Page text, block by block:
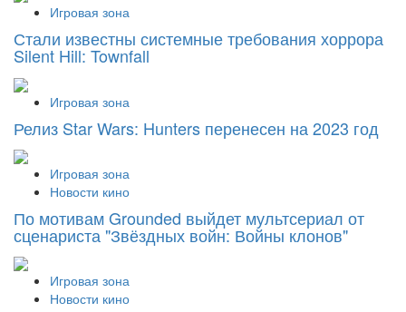
Игровая зона
Стали известны системные требования хоррора
Silent Hill: Townfall
Игровая зона
Релиз Star Wars: Hunters перенесен на 2023 год
Игровая зона
Новости кино
По мотивам Grounded выйдет мультсериал от
сценариста "Звёздных войн: Войны клонов"
Игровая зона
Новости кино